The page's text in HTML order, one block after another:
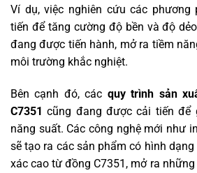
Ví dụ, việc nghiên cứu các phương
tiến để tăng cường độ bền và độ
đang được tiến hành, mở ra tiềm
môi trường khắc nghiệt.
Bên cạnh đó, các quy trình sản
C7351 cũng đang được cải tiến để
năng suất. Các công nghệ mới như
sẽ tạo ra các sản phẩm có hình
xác cao từ đồng C7351, mở ra